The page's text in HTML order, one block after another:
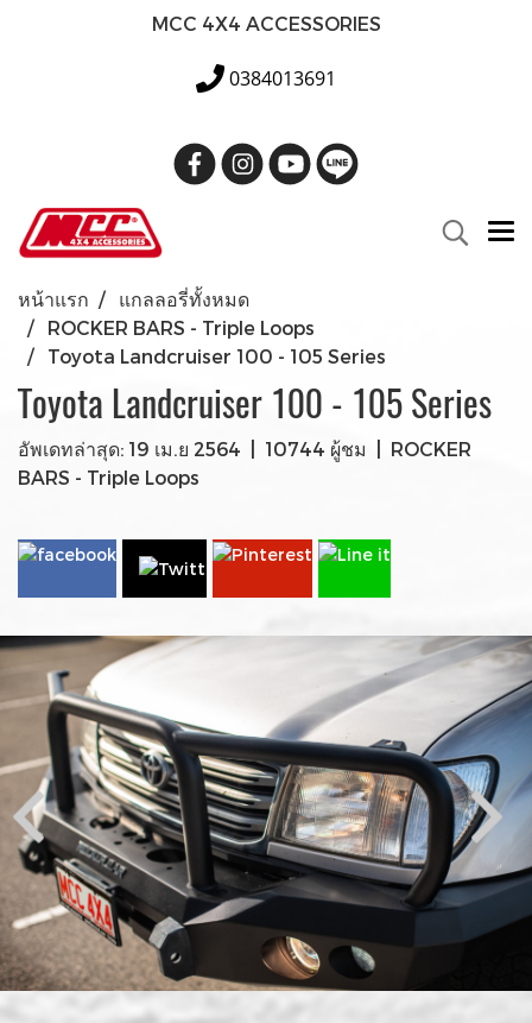
MCC 4X4 ACCESSORIES
0384013691
หน้าแรก
แกลลอรี่ทั้งหมด
ROCKER BARS - Triple Loops
Toyota Landcruiser 100 - 105 Series
Toyota Landcruiser 100 - 105 Series
อัพเดทล่าสุด: 19 เม.ย 2564 10744 ผู้ชม
ROCKER
BARS - Triple Loops